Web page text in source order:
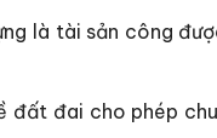
là tài sản công
đai cho phép